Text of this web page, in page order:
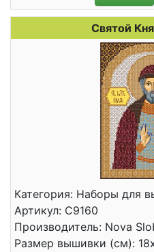
Святой
Категория: Наборы для
Артикул: С9160
Производитель: Nova
Размер вышивки (см):